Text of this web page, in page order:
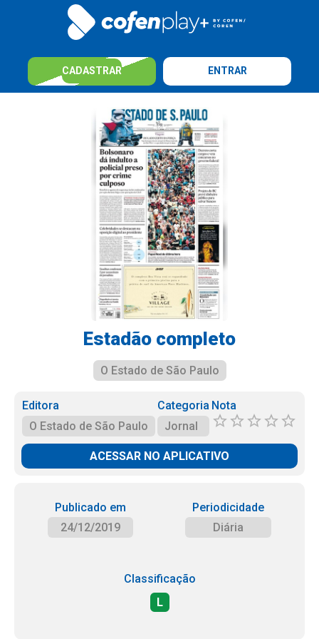
CADASTRAR ENTRAR
Estadão completo
O Estado de São Paulo
Editora
O Estado de São Paulo
Categoria
Jornal
Nota
ACESSAR NO APLICATIVO
Publicado em
24/12/2019
Periodicidade
Diária
Classificação
L